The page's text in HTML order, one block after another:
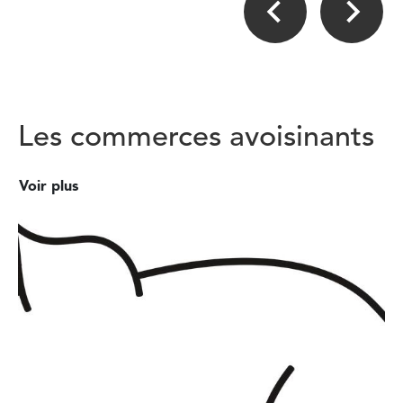
Les commerces avoisinants
Voir plus